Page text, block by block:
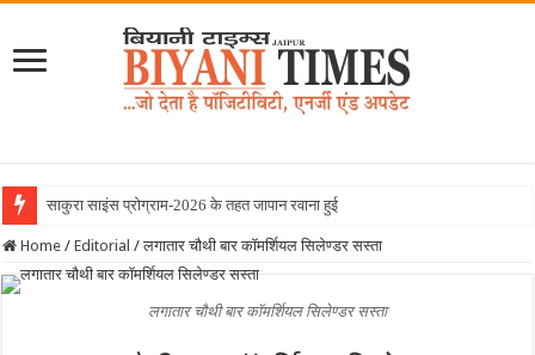
साकुरा साइंस प्रोग्राम-2026 के तहत जापान रवाना हुई बियानी ग्रुप
Home / Editorial / लगातार चौथी बार कॉमर्शियल सिलेण्डर सस्ता
लगातार चौथी बार कॉमर्शियल सिलेण्डर सस्ता